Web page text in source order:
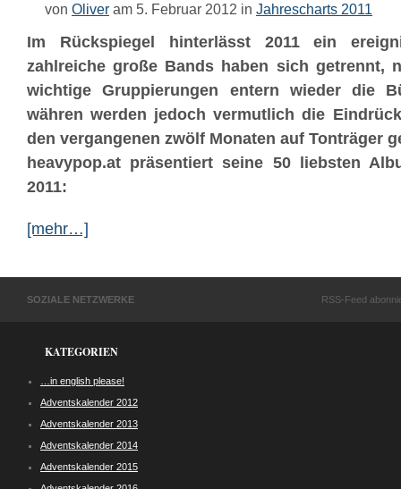
von Oliver am 5. Februar 2012 in Jahrescharts 2011
Im Rückspiegel hinterlässt 2011 ein
zahlreiche große Bands haben sich getrennt,
wichtige Gruppierungen entern wieder die
währen werden jedoch vermutlich die
den vergangenen zwölf Monaten auf Tonträger
heavypop.at präsentiert seine 50 liebsten
2011:
[mehr…]
SOZIALE NETZWERKE RSS-Feed
KATEGORIEN
…in english please!
Adventskalender 2012
Adventskalender 2013
Adventskalender 2014
Adventskalender 2015